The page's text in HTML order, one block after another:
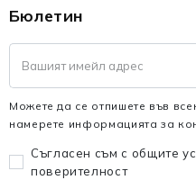
Бюлетин
Можете да се отпишете във
намерете информацията за
Съгласен съм с общите
поверителност